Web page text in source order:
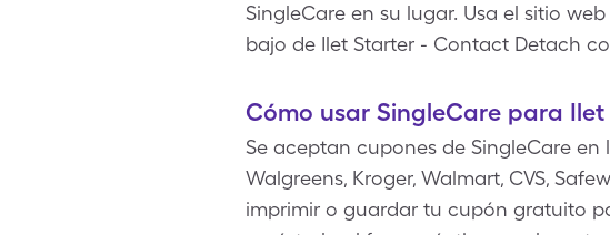
SingleCare en su lugar. Usa el sitio
bajo de Ilet Starter - Contact Detach
Cómo usar SingleCare para
Se aceptan cupones de SingleCare
Walgreens, Kroger, Walmart, CVS,
imprimir o guardar tu cupón gratuito